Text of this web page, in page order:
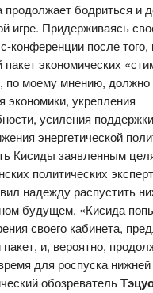
бодриться и
игре. Придерживаясь
конференции после того,
экономических
по моему мнению,
экономики, укрепления
усиления
энергетической
Кисиды заявленным
политических
надежду распустить
будущем. «Кисида
своего кабинета,
и, вероятно,
для роспуска
обозреватель